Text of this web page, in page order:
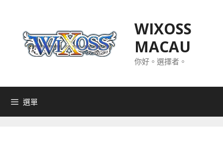
WIXOSS
MACAU
你好。選擇者。
選單